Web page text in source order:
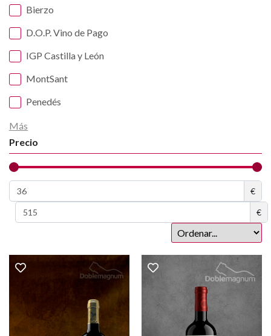
Bierzo
D.O.P. Vino de Pago
IGP Castilla y León
MontSant
Penedés
Más
Precio
€
€